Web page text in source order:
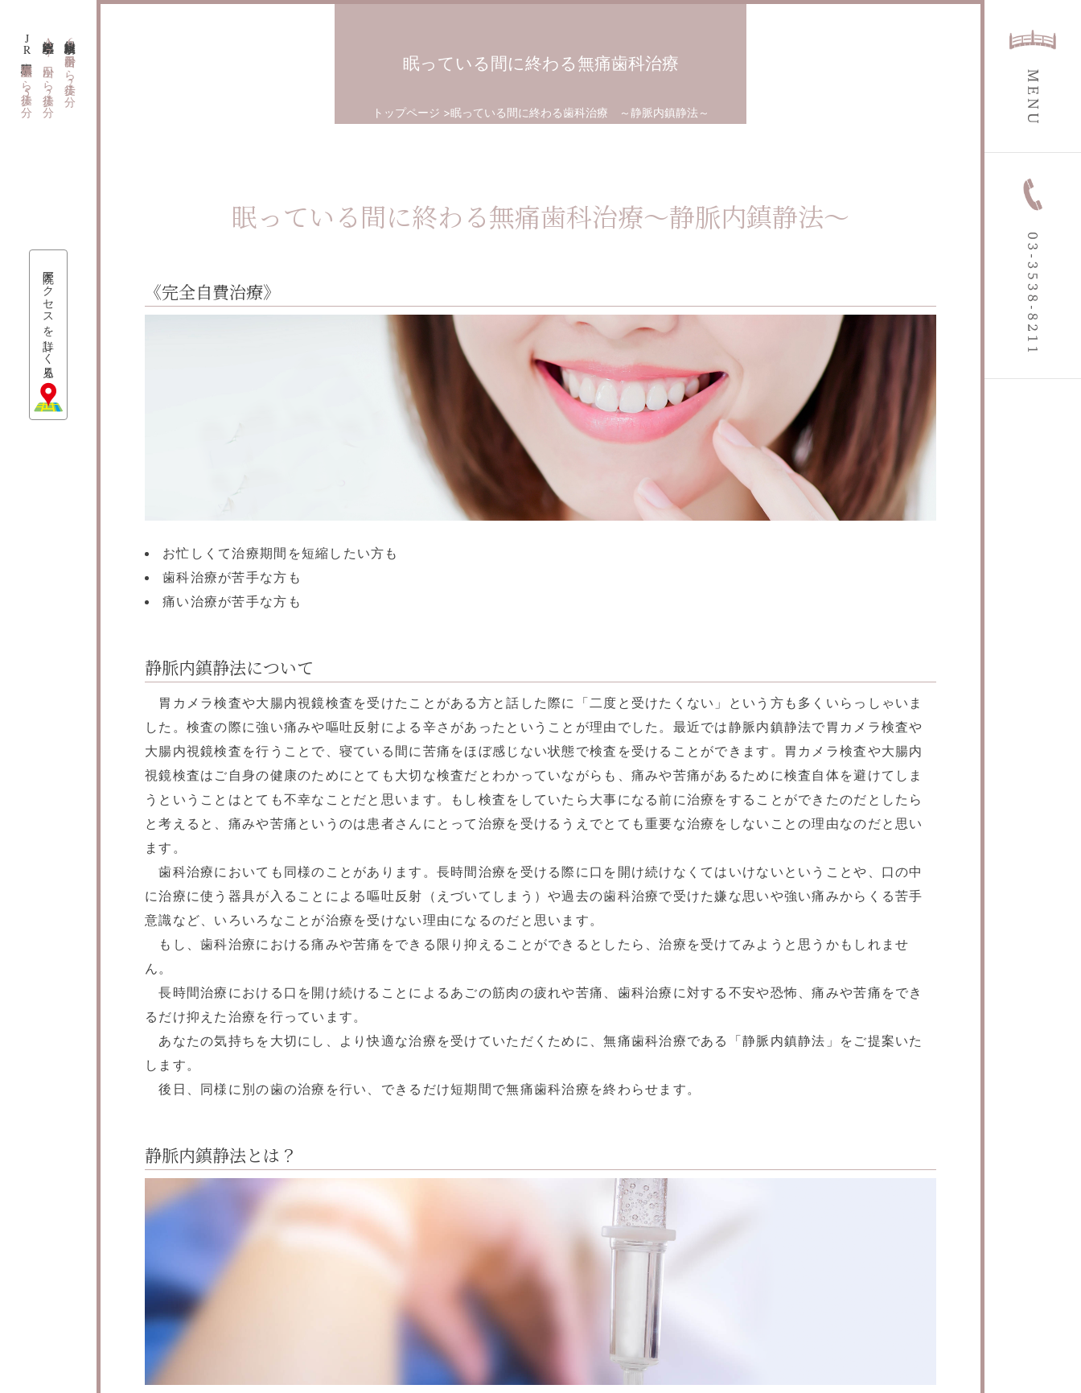
眠っている間に終わる無痛歯科治療
トップページ 眠っている間に終わる歯科治療 ～静脈内鎮静法～
眠っている間に終わる無痛歯科治療～静脈内鎮静法～
《完全自費治療》
お忙しくて治療期間を短縮したい方も
歯科治療が苦手な方も
痛い治療が苦手な方も
静脈内鎮静法について
胃カメラ検査や大腸内視鏡検査を受けたことがある方と話した際に「二度と受けたくない」という方も多くいらっしゃいま
した。検査の際に強い痛みや嘔吐反射による辛さがあったということが理由でした。最近では静脈内鎮静法で胃カメラ検査や
大腸内視鏡検査を行うことで、寝ている間に苦痛をほぼ感じない状態で検査を受けることができます。胃カメラ検査や大腸内
視鏡検査はご自身の健康のためにとても大切な検査だとわかっていながらも、痛みや苦痛があるために検査自体を避けてしま
うということはとても不幸なことだと思います。もし検査をしていたら大事になる前に治療をすることができたのだとしたら
と考えると、痛みや苦痛というのは患者さんにとって治療を受けるうえでとても重要な治療をしないことの理由なのだと思い
ます。
歯科治療においても同様のことがあります。長時間治療を受ける際に口を開け続けなくてはいけないということや、口の中
に治療に使う器具が入ることによる嘔吐反射（えづいてしまう）や過去の歯科治療で受けた嫌な思いや強い痛みからくる苦手
意識など、いろいろなことが治療を受けない理由になるのだと思います。
もし、歯科治療における痛みや苦痛をできる限り抑えることができるとしたら、治療を受けてみようと思うかもしれませ
ん。
長時間治療における口を開け続けることによるあごの筋肉の疲れや苦痛、歯科治療に対する不安や恐怖、痛みや苦痛をでき
るだけ抑えた治療を行っています。
あなたの気持ちを大切にし、より快適な治療を受けていただくために、無痛歯科治療である「静脈内鎮静法」をご提案いた
します。
後日、同様に別の歯の治療を行い、できるだけ短期間で無痛歯科治療を終わらせます。
静脈内鎮静法とは？
6
番出口から徒歩
2
A
7
出口から徒歩
2
J
R
八重洲口から徒歩
5
医院アクセスを詳しく見る